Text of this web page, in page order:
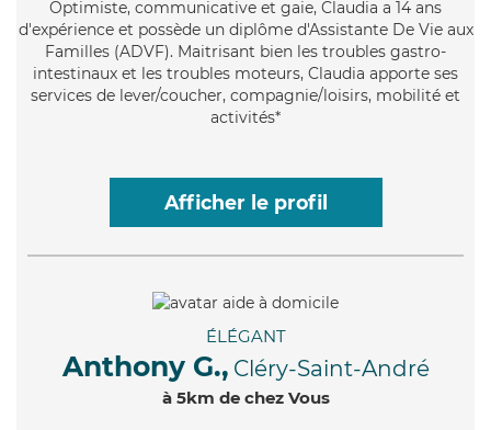
Optimiste, communicative et gaie, Claudia a 14 ans
d'expérience et possède un diplôme d'Assistante De Vie aux
Familles (ADVF). Maitrisant bien les troubles gastro-
intestinaux et les troubles moteurs, Claudia apporte ses
services de lever/coucher, compagnie/loisirs, mobilité et
activités*
Afficher le profil
ÉLÉGANT
Anthony G., Cléry-Saint-André
à 5km de chez Vous